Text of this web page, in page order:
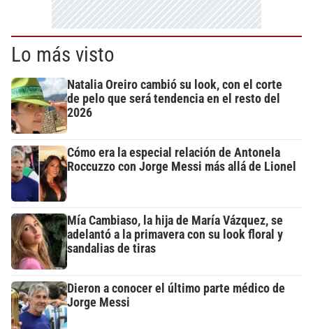
Lo más visto
Natalia Oreiro cambió su look, con el corte
de pelo que será tendencia en el resto del
2026
Cómo era la especial relación de Antonela
Roccuzzo con Jorge Messi más allá de Lionel
Mía Cambiaso, la hija de María Vázquez, se
adelantó a la primavera con su look floral y
sandalias de tiras
Dieron a conocer el último parte médico de
Jorge Messi